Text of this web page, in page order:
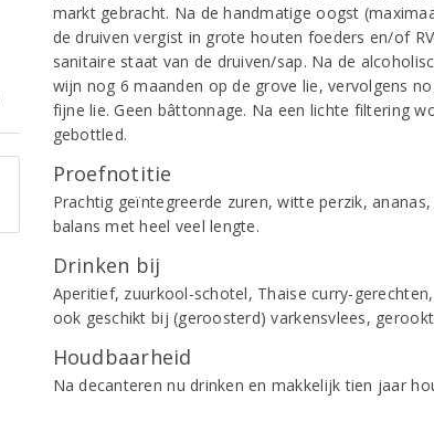
markt gebracht. Na de handmatige oogst
de druiven vergist in grote houten foeders en/of
sanitaire staat van de druiven/sap. Na de
wijn nog 6 maanden op de grove lie, vervolgens
fijne lie. Geen bâttonnage. Na een lichte filtering
gebottled.
Proefnotitie
Prachtig geïntegreerde zuren, witte perzik,
balans met heel veel lengte.
Drinken bij
Aperitief, zuurkool-schotel, Thaise curry-
ook geschikt bij (geroosterd) varkensvlees,
Houdbaarheid
Na decanteren nu drinken en makkelijk tien jaar